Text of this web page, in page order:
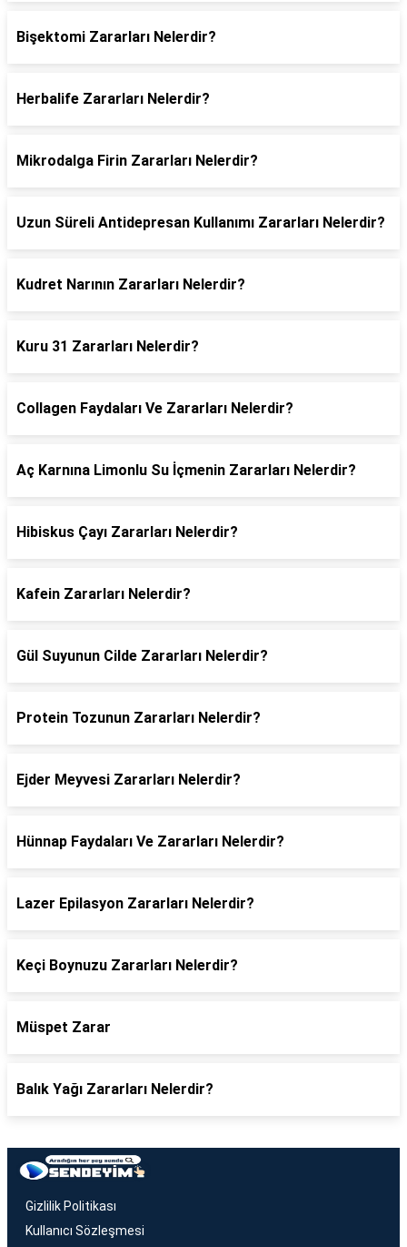
Bişektomi Zararları Nelerdir?
Herbalife Zararları Nelerdir?
Mikrodalga Firin Zararları Nelerdir?
Uzun Süreli Antidepresan Kullanımı Zararları Nelerdir?
Kudret Narının Zararları Nelerdir?
Kuru 31 Zararları Nelerdir?
Collagen Faydaları Ve Zararları Nelerdir?
Aç Karnına Limonlu Su İçmenin Zararları Nelerdir?
Hibiskus Çayı Zararları Nelerdir?
Kafein Zararları Nelerdir?
Gül Suyunun Cilde Zararları Nelerdir?
Protein Tozunun Zararları Nelerdir?
Ejder Meyvesi Zararları Nelerdir?
Hünnap Faydaları Ve Zararları Nelerdir?
Lazer Epilasyon Zararları Nelerdir?
Keçi Boynuzu Zararları Nelerdir?
Müspet Zarar
Balık Yağı Zararları Nelerdir?
Gizlilik Politikası
Kullanıcı Sözleşmesi